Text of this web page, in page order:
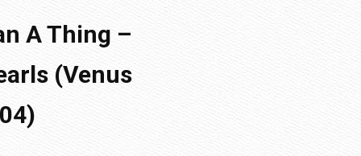
A Thing –
(Venus